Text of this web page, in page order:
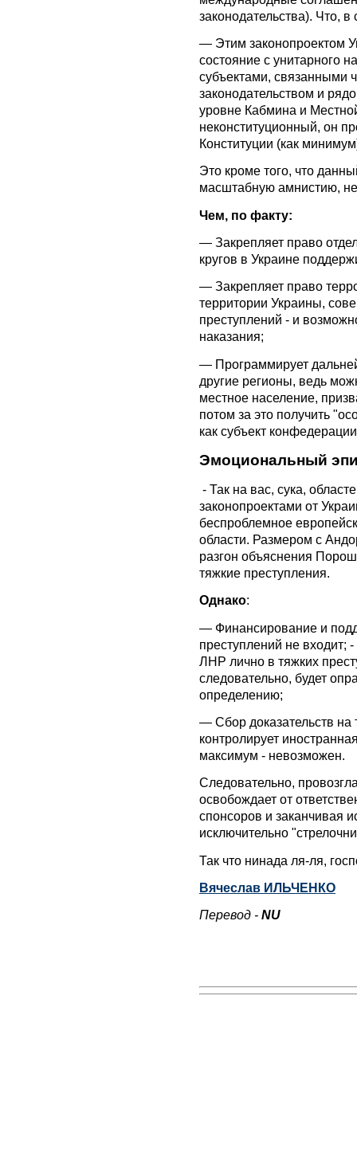
законодательства). Что, в
— Этим законопроектом
состояние с унитарного
субъектами, связанными
законодательством и
уровне Кабмина и
неконституционный, он
Конституции (как
Это кроме того, что
масштабную амнистию,
Чем, по факту:
— Закрепляет право
кругов в Украине
— Закрепляет право
территории Украины,
преступлений - и
наказания;
— Программирует
другие регионы, ведь
местное население,
потом за это получить
как субъект
Эмоциональный
- Так на вас, сука,
законопроектами от
беспроблемное
области. Размером с
разгон объяснения
тяжкие преступления.
Однако:
— Финансирование и
преступлений не входит;
ЛНР лично в тяжких
следовательно, будет
определению;
— Сбор доказательств на
контролирует
максимум - невозможен.
Следовательно,
освобождает от
спонсоров и заканчивая
исключительно
Так что нинада ля-ля,
Вячеслав ИЛЬЧЕНКО
Перевод - NU